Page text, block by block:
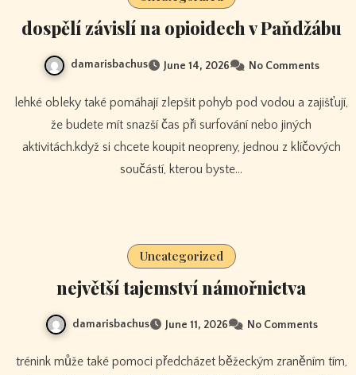
dospělí závislí na opioidech v Paňdžábu
damarisbachus June 14, 2026 No Comments
že budete mít snazší čas při surfování nebo jiných
aktivitách.když si chcete koupit neopreny, jednou z klíčových
součástí, kterou byste…
Uncategorized
největší tajemství námořnictva
damarisbachus June 11, 2026 No Comments
trénink může také pomoci předcházet běžeckým zraněním tím,